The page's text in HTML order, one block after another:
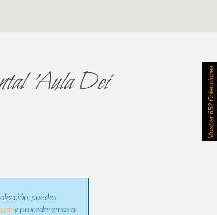
Mostrar
652 Colecciones
'Aula Dei
puedes
y procederemos a